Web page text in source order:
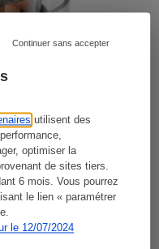
utilisent des
optimiser la
de sites tiers.
6 mois. Vous pourrez
le lien « paramétrer
le 12/07/2024
Continuer sans accepter